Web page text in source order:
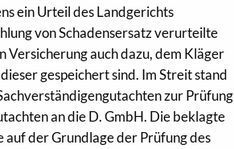
ein Urteil des Landgerichts
von Schadensersatz verurteilte
Versicherung auch dazu, dem Kläger
gespeichert sind. Im Streit stand
zur Prüfung
an die D. GmbH. Die beklagte
auf der Grundlage der Prüfung des